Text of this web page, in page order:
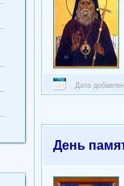
Дата
День